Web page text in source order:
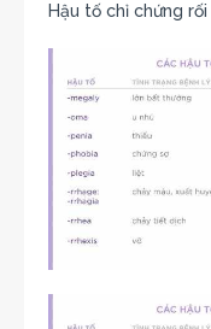
Hậu tố chỉ chứng